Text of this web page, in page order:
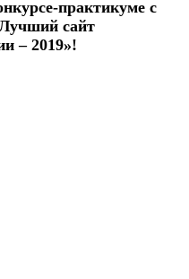
практикуме с
сайт
– 2019»!